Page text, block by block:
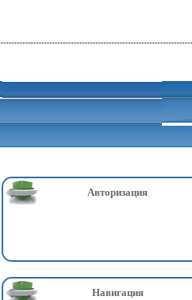
Авторизация
Навигация